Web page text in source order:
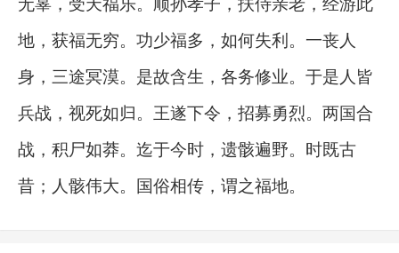
地，获福无穷。功少福多，如何失利。一丧人
身，三途冥漠。是故含生，各务修业。于是人皆
兵战，视死如归。王遂下令，招募勇烈。两国合
战，积尸如莽。迄于今时，遗骸遍野。时既古
昔；人骸伟大。国俗相传，谓之福地。